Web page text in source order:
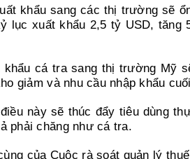
khẩu sang các thị trường sẽ
lục xuất khẩu 2,5 tỷ USD, tăng
cá tra sang thị trường Mỹ
giảm và nhu cầu nhập khẩu
này sẽ thúc đẩy tiêu dùng
phải chăng như cá tra.
của Cuộc rà soát quản lý